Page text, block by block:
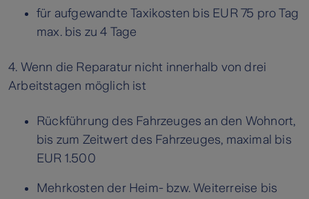
für aufgewandte Taxikosten bis EUR 75 pro Tag
max. bis zu 4 Tage
4. Wenn die Reparatur nicht innerhalb von drei
Arbeitstagen möglich ist
Rückführung des Fahrzeuges an den Wohnort,
bis zum Zeitwert des Fahrzeuges, maximal bis
EUR 1.500
Mehrkosten der Heim- bzw. Weiterreise bis